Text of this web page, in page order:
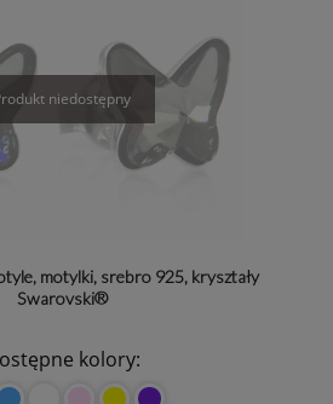
motylki, srebro 925, kryształy
Swarovski®
kolory: